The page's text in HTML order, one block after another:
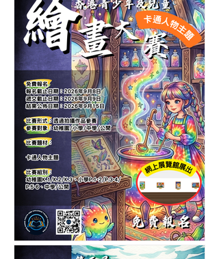
繪畫大賽-自選主題繪畫比賽